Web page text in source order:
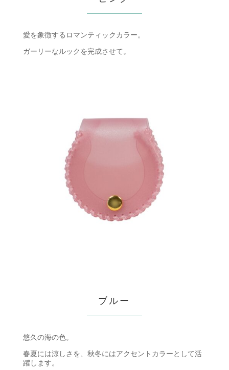
愛を象徴するロマンティックカラー。
ガーリーなルックを完成させて。
ブルー
悠久の海の色。
春夏には涼しさを、秋冬にはアクセントカラーとして活
躍します。